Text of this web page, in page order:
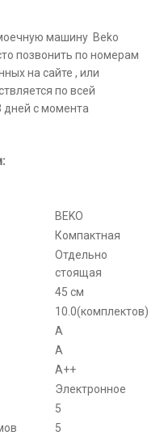
машину Beko
позвонить по номерам
на сайте , или
по всей
дней с момента
BEKO
Компактная
Отдельно
стоящая
45 см
10.0(комплектов)
A
A
A++
Электронное
5
5